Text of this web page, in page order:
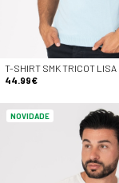
T-SHIRT SMK TRICOT LISA
44.99€
NOVIDADE